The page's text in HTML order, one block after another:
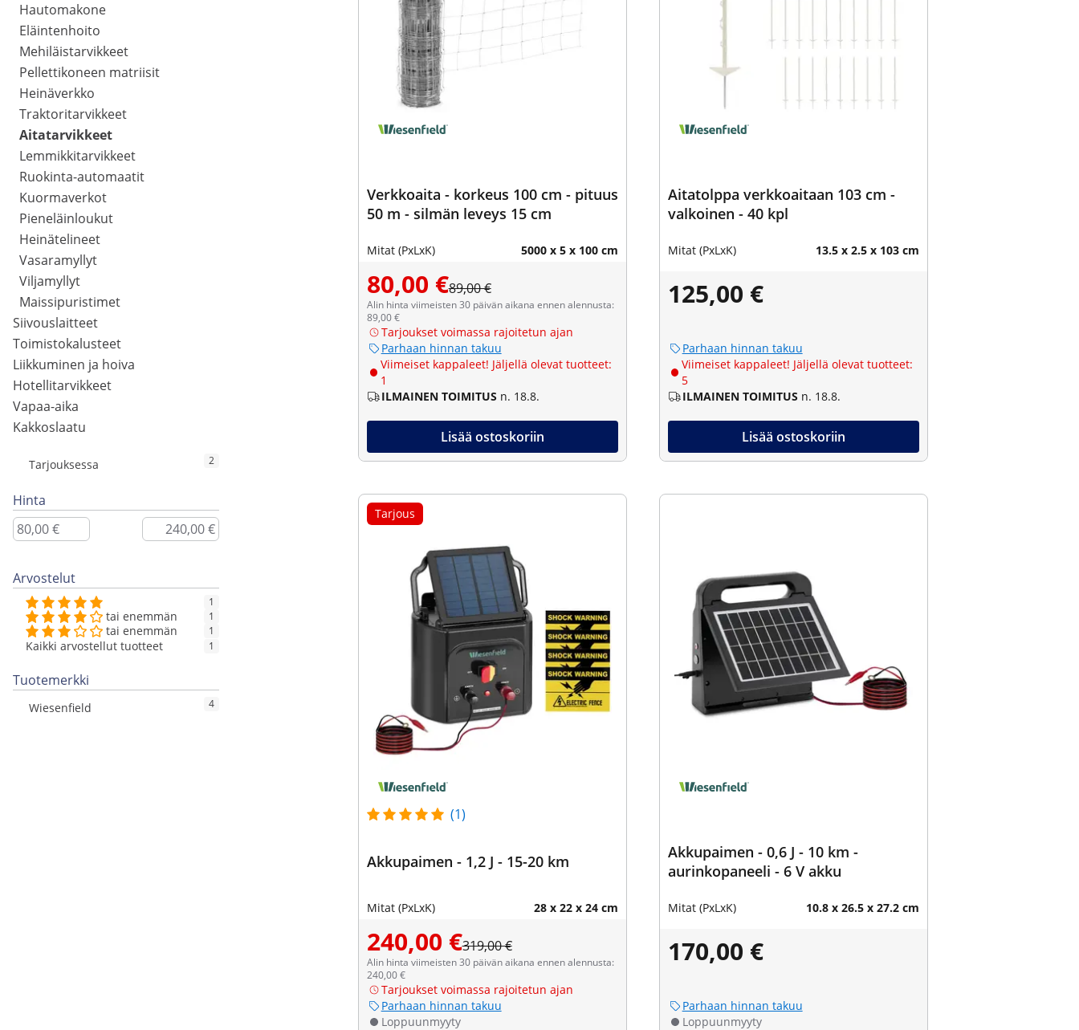
Hautomakone
Eläintenhoito
Mehiläistarvikkeet
Pellettikoneen matriisit
Heinäverkko
Traktoritarvikkeet
Aitatarvikkeet
Lemmikkitarvikkeet
Ruokinta-automaatit
Kuormaverkot
Pieneläinloukut
Heinätelineet
Vasaramyllyt
Viljamyllyt
Maissipuristimet
Siivouslaitteet
Toimistokalusteet
Liikkuminen ja hoiva
Hotellitarvikkeet
Vapaa-aika
Kakkoslaatu
Tarjouksessa 2
Hinta
Arvostelut
1
tai enemmän 1
tai enemmän 1
Kaikki arvostellut tuotteet 1
Tuotemerkki
Wiesenfield 4
Verkkoaita - korkeus 100 cm - pituus
50 m - silmän leveys 15 cm
Mitat (PxLxK) 5000 x 5 x 100 cm
80,00 €89,00 €
Alin hinta viimeisten 30 päivän aikana ennen alennusta:
89,00 €
Tarjoukset voimassa rajoitetun ajan
Parhaan hinnan takuu
Viimeiset kappaleet! Jäljellä olevat tuotteet:
1
ILMAINEN TOIMITUS n. 18.8.
Lisää ostoskoriin
Aitatolppa verkkoaitaan 103 cm -
valkoinen - 40 kpl
Mitat (PxLxK) 13.5 x 2.5 x 103 cm
125,00 €
Parhaan hinnan takuu
Viimeiset kappaleet! Jäljellä olevat tuotteet:
5
ILMAINEN TOIMITUS n. 18.8.
Lisää ostoskoriin
Tarjous
(1)
Akkupaimen - 1,2 J - 15-20 km
Mitat (PxLxK) 28 x 22 x 24 cm
240,00 €319,00 €
Alin hinta viimeisten 30 päivän aikana ennen alennusta:
240,00 €
Tarjoukset voimassa rajoitetun ajan
Parhaan hinnan takuu
Loppuunmyyty
Akkupaimen - 0,6 J - 10 km -
aurinkopaneeli - 6 V akku
Mitat (PxLxK) 10.8 x 26.5 x 27.2 cm
170,00 €
Parhaan hinnan takuu
Loppuunmyyty